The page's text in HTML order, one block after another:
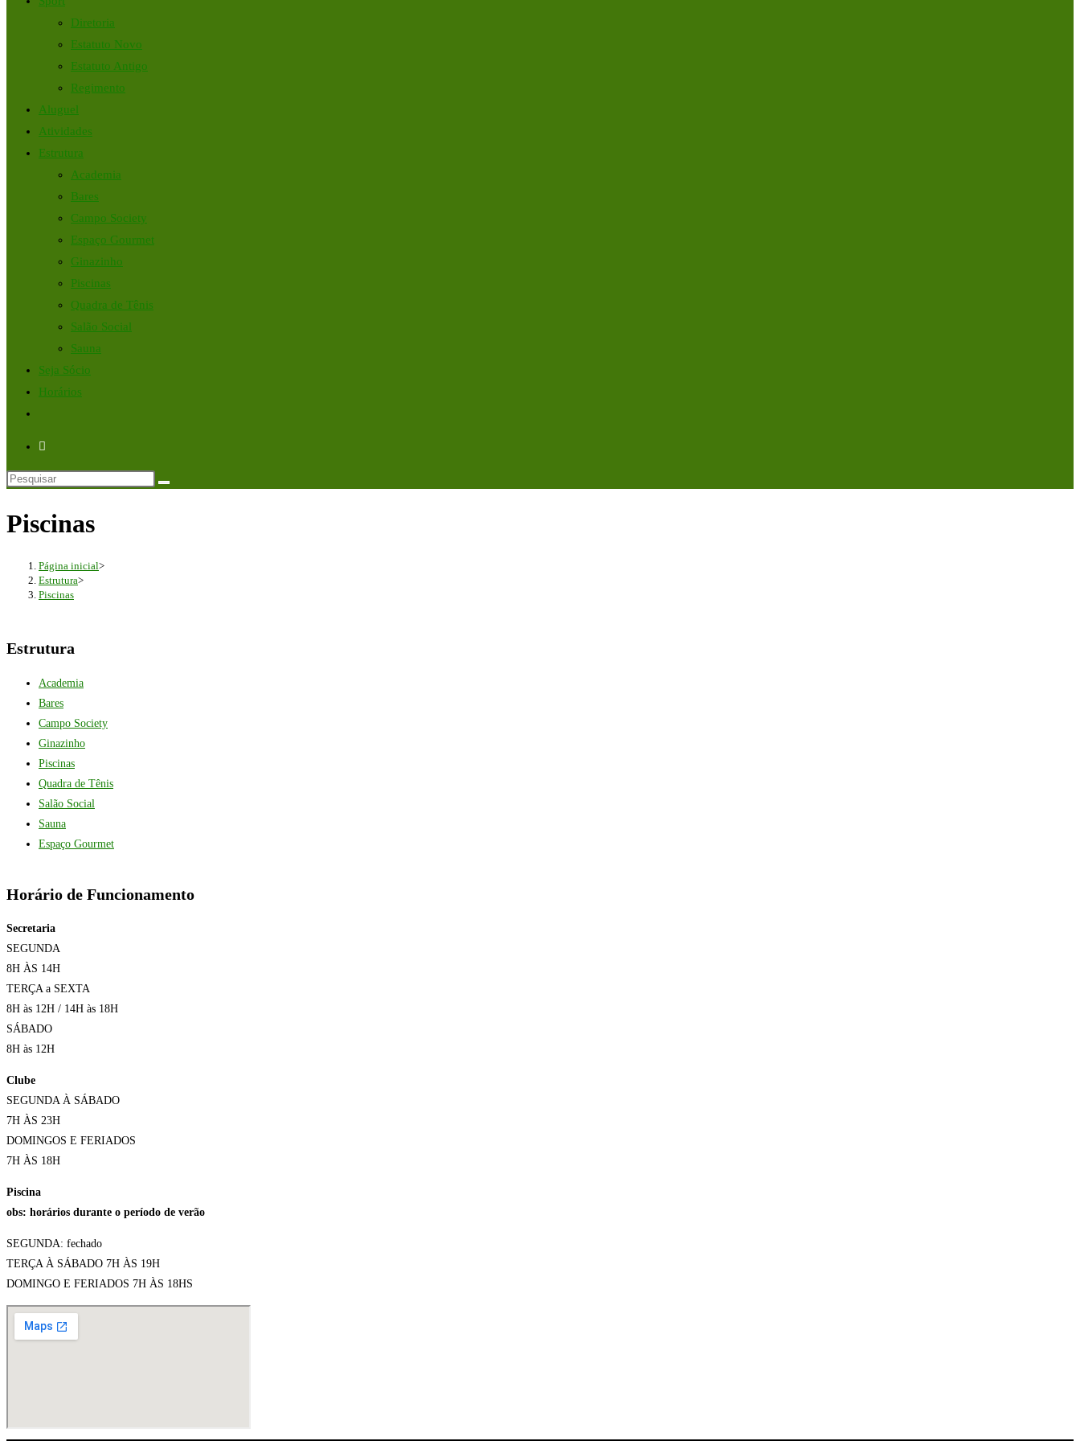
Diretoria
Estatuto Novo
Estatuto Antigo
Regimento
Aluguel
Atividades
Estrutura
Academia
Bares
Campo Society
Espaço Gourmet
Ginazinho
Piscinas
Quadra de Tênis
Salão Social
Sauna
Seja Sócio
Horários
site
Piscinas
Página inicial>
Estrutura>
Piscinas
Estrutura
Academia
Bares
Campo Society
Ginazinho
Piscinas
Quadra de Tênis
Salão Social
Sauna
Espaço Gourmet
Horário de Funcionamento
Secretaria
SEGUNDA
8H ÀS 14H
TERÇA a SEXTA
8H às 12H / 14H às 18H
SÁBADO
8H às 12H
Clube
SEGUNDA À SÁBADO
7H ÀS 23H
DOMINGOS E FERIADOS
7H ÀS 18H
Piscina
obs: horários durante o período de verão
SEGUNDA: fechado
TERÇA À SÁBADO 7H ÀS 19H
DOMINGO E FERIADOS 7H ÀS 18HS